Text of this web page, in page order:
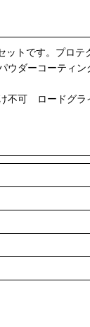
トです。プロ
ウダーコーティン
不可 ロードグ